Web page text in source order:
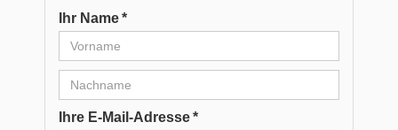
Ihr Name *
Ihre E-Mail-Adresse *